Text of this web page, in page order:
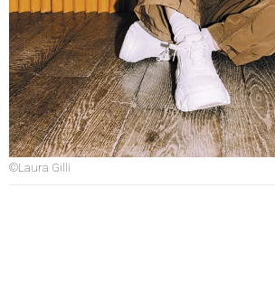
©Laura Gilli